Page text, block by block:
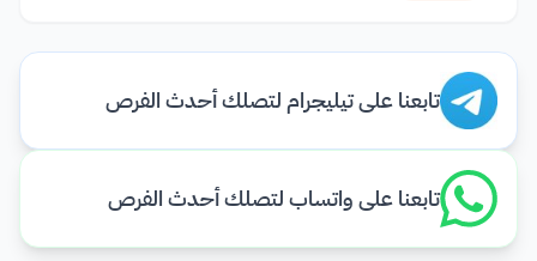
تابعنا على تيليجرام لتصلك أحدث الفرص
تابعنا على واتساب لتصلك أحدث الفرص